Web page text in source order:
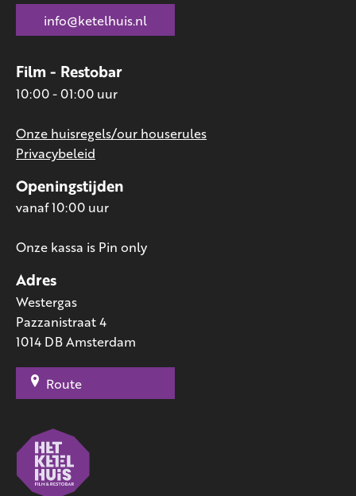
Adres
Westergas
Pazzanistraat 4
1014 DB Amsterdam
Route
Openingstijden
vanaf 10:00 uur
Onze kassa is Pin only
Film - Restobar
10:00 - 01:00 uur
Onze huisregels/our houserules
Privacybeleid
info@ketelhuis.nl